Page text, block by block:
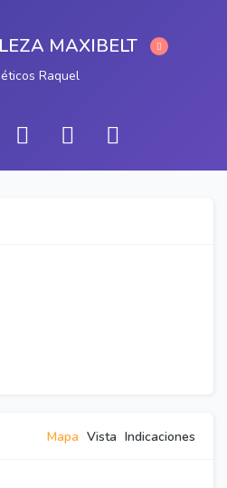
MAXIBELT
Raquel
Mapa Vista Indicaciones